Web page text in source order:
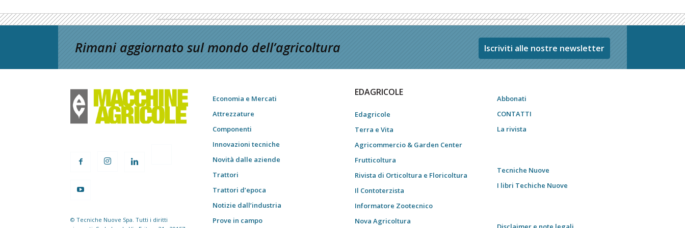
Rimani aggiornato sul mondo dell’agricoltura Iscriviti alle nostre newsletter
© Tecniche Nuove Spa. Tutti i diritti
Economia e Mercati
Attrezzature
Componenti
Innovazioni tecniche
Novità dalle aziende
Trattori
Trattori d’epoca
Notizie dall’industria
Prove in campo
EDAGRICOLE
Edagricole
Terra e Vita
Agricommercio & Garden Center
Frutticoltura
Rivista di Orticoltura e Floricoltura
Il Contoterzista
Informatore Zootecnico
Nova Agricoltura
Abbonati
CONTATTI
La rivista
Tecniche Nuove
I libri Techiche Nuove